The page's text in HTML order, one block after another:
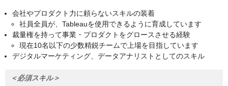
会社やプロダクト力に頼らないスキルの装着
社員全員が、Tableauを使用できるように育成しています
裁量権を持って事業・プロダクトをグロースさせる経験
現在10名以下の少数精鋭チームで上場を目指しています
デジタルマーケティング、データアナリストとしてのスキル
＜必須スキル＞